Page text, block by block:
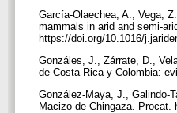
García-Olaechea, A., Vega,
mammals in arid and semi-
https://doi.org/10.1016/
Gonzáles, J., Zárrate, D.,
de Costa Rica y Colombia:
González-Maya, J., Galindo-
Macizo de Chingaza. Procat.